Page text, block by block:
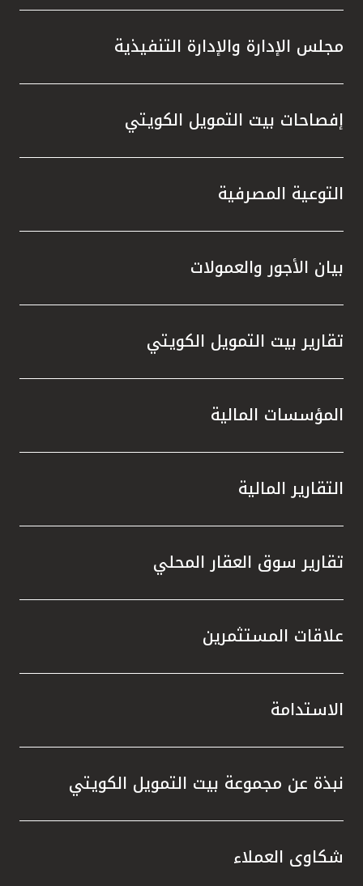
مجلس الإدارة والإدارة التنفيذية
إفصاحات بيت التمويل الكويتي
التوعية المصرفية
بيان الأجور والعمولات
تقارير بيت التمويل الكويتي
المؤسسات المالية
التقارير المالية
تقارير سوق العقار المحلي
علاقات المستثمرين
الاستدامة
نبذة عن مجموعة بيت التمويل الكويتي
شكاوى العملاء